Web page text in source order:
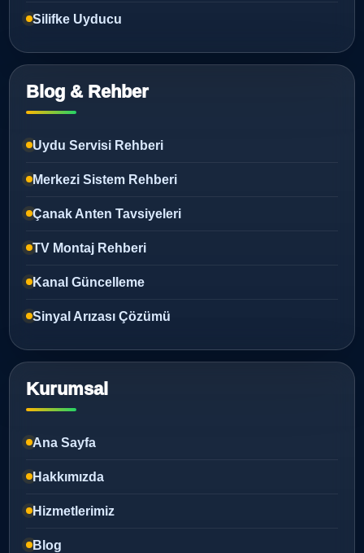
Silifke Uyducu
Blog & Rehber
Uydu Servisi Rehberi
Merkezi Sistem Rehberi
Çanak Anten Tavsiyeleri
TV Montaj Rehberi
Kanal Güncelleme
Sinyal Arızası Çözümü
Kurumsal
Ana Sayfa
Hakkımızda
Hizmetlerimiz
Blog